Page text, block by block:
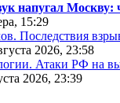
напугал Москву:
15:29
Последствия
2026, 23:58
Атаки РФ на
2026, 23:39